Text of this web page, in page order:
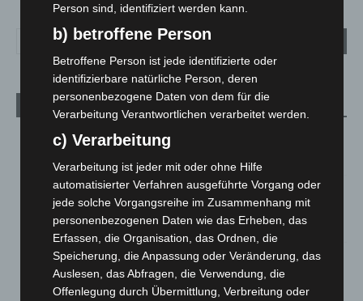
Aktuelle Beiträge
M’era Luna 2026: 25.000 Fans feiern in Hildesheim
Kunst trifft Weingenuss: Barbara-Susann Mehring zeigt ihre
Werke im Jacques’ Wein-Depot Isernhagen
8. August 2026
A2: Zweite Turbobaustelle startet zwischen Hannover-West
und Bothfeld
8. August 2026
Person sind, identifiziert werden kann.
b) betroffene Person
Betroffene Person ist jede identifizierte oder
identifizierbare natürliche Person, deren
personenbezogene Daten von dem für die
Verarbeitung Verantwortlichen verarbeitet werden.
c) Verarbeitung
Verarbeitung ist jeder mit oder ohne Hilfe
automatisierter Verfahren ausgeführte Vorgang oder
jede solche Vorgangsreihe im Zusammenhang mit
personenbezogenen Daten wie das Erheben, das
Erfassen, die Organisation, das Ordnen, die
Speicherung, die Anpassung oder Veränderung, das
Auslesen, das Abfragen, die Verwendung, die
Offenlegung durch Übermittlung, Verbreitung oder